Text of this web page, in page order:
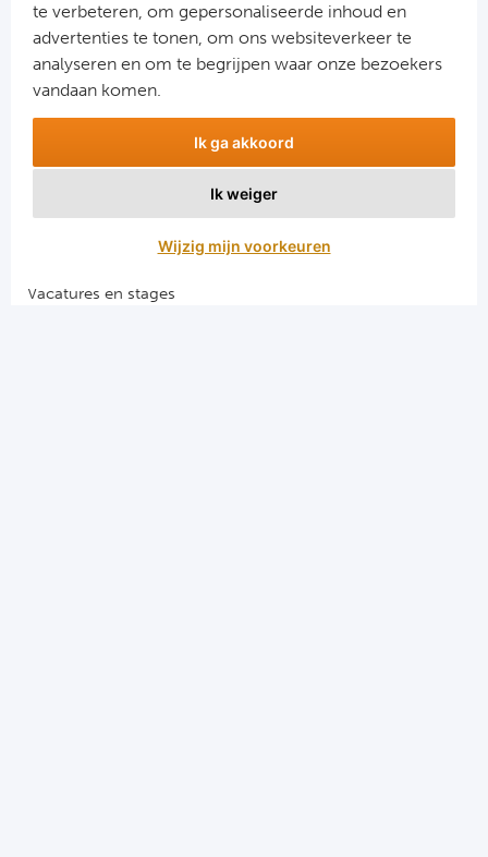
te verbeteren, om gepersonaliseerde inhoud en
advertenties te tonen, om ons websiteverkeer te
analyseren en om te begrijpen waar onze bezoekers
vandaan komen.
Ik ga akkoord
Ik weiger
Wijzig mijn voorkeuren
Snel naar
Voetbalreizen FC Barcelona
Voetbalreizen Manchester United
Vacatures en stages